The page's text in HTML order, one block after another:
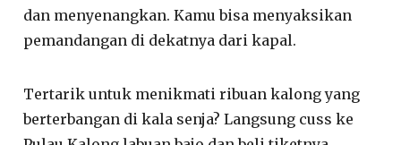
dan menyenangkan. Kamu bisa menyaksikan
pemandangan di dekatnya dari kapal.
Tertarik untuk menikmati ribuan kalong yang
berterbangan di kala senja? Langsung cuss ke